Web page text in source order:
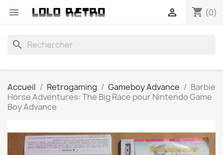
 shopping_cart (0)

search
Accueil Retrogaming Gameboy Advance
Barbie
Horse Adventures: The Big Race pour Nintendo Game
Boy Advance